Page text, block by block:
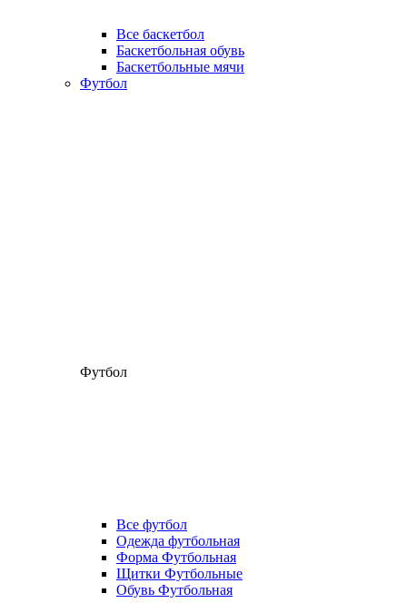
Все баскетбол
Баскетбольная обувь
Баскетбольные мячи
Футбол
Футбол
Все футбол
Одежда футбольная
Форма Футбольная
Щитки Футбольные
Обувь Футбольная